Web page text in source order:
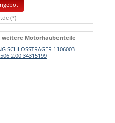
(*)
weitere Motorhaubenteile